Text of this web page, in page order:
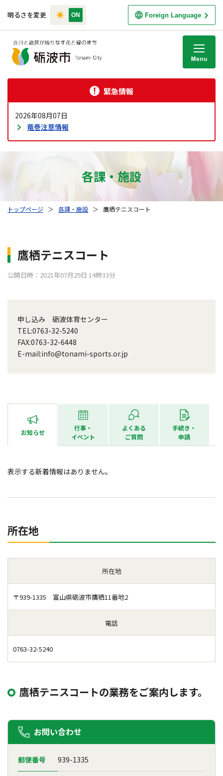
明るさを変更 Foreign Language
緊急情報
2026年08月07日
竜巻注意情報
各課・施設
トップページ ＞ 各課・施設 ＞ 鷹栖テニスコート
鷹栖テニスコート
公開日時：2021年07月29日 14時33分
申し込み 砺波体育センター
TEL:0763-32-5240
FAX:0763-32-6448
E-mail:info@tonami-sports.or.jp
お知らせ
行事・
イベント
よくある
ご質問
手続き・
申請
表示する新着情報はありません。
所在地
所在地
〒939-1335 富山県砺波市鷹栖11番地2
電話
0763-32-5240
鷹栖テニスコートの業務をご案内します。
お問い合わせ
郵便番号 939-1335